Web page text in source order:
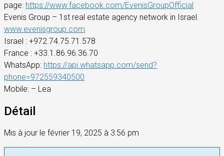
page: https://www.facebook.com/EvenisGroupOfficial
Evenis Group – 1st real estate agency network in Israel.
www.evenisgroup.com
Israel : +972.74.75.71.578
France : +33.1.86.96.36.70
WhatsApp: https://api.whatsapp.com/send?
phone=972559340500
Mobile: – Lea
Détail
Mis à jour le février 19, 2025 à 3:56 pm